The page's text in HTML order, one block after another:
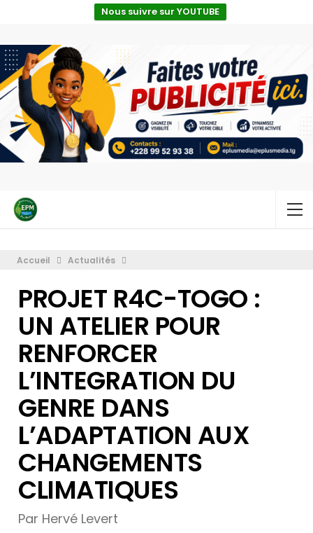
Nous suivre sur YOUTUBE
Accueil Actualités
PROJET R4C-TOGO :
UN ATELIER POUR
RENFORCER
L’INTEGRATION DU
GENRE DANS
L’ADAPTATION AUX
CHANGEMENTS
CLIMATIQUES
Par Hervé Levert